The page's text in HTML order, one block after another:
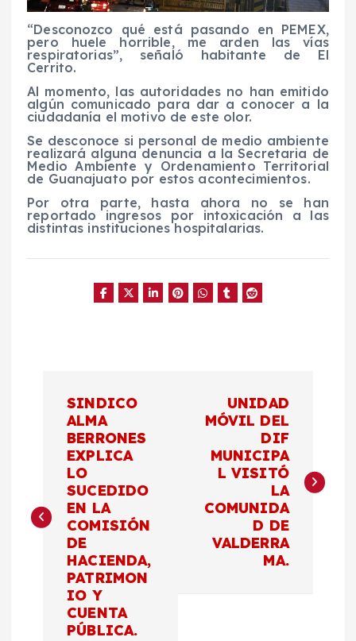
“Desconozco qué está pasando en PEMEX,
pero huele horrible, me arden las vías
respiratorias”, señaló habitante de El
Cerrito.
Al momento, las autoridades no han emitido
algún comunicado para dar a conocer a la
ciudadanía el motivo de este olor.
Se desconoce si personal de medio ambiente
realizará alguna denuncia a la Secretaria de
Medio Ambiente y Ordenamiento Territorial
de Guanajuato por estos acontecimientos.
Por otra parte, hasta ahora no se han
reportado ingresos por intoxicación a las
distintas instituciones hospitalarias.
e
SINDICO
ALMA
BERRONES
EXPLICA
LO
SUCEDIDO
EN LA
COMISIÓN
DE
HACIENDA,
PATRIMON
IO Y
CUENTA
PÚBLICA.
UNIDAD
MÓVIL DEL
DIF
MUNICIPA
L VISITÓ
LA
COMUNIDA
D DE
VALDERRA
MA.